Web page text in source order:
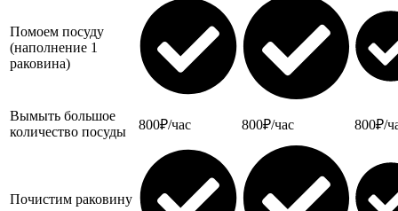
Помоем посуду
(наполнение 1
раковина)
Вымыть большое
количество посуды
800₽/час 800₽/час 800₽/
Почистим раковину